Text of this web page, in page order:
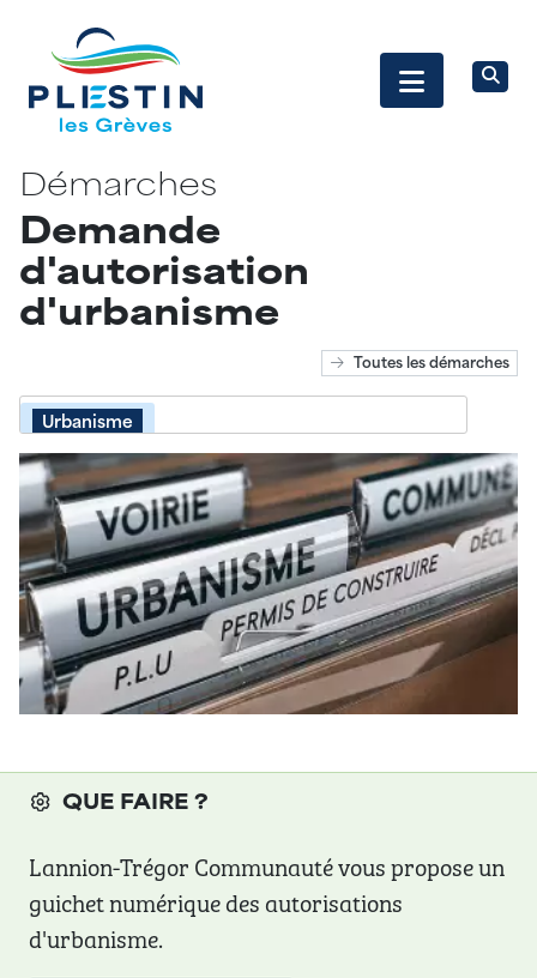
Démarches
Demande
d'autorisation
d'urbanisme
Toutes les démarches
Urbanisme
QUE FAIRE ?
Lannion-Trégor Communauté vous propose un
guichet numérique des autorisations
d'urbanisme.